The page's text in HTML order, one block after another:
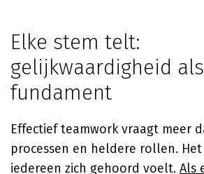
Elke stem telt:
gelijkwaardigheid als
fundament
Effectief teamwork vraagt meer
processen en heldere rollen.
iedereen zich gehoord voelt. Als